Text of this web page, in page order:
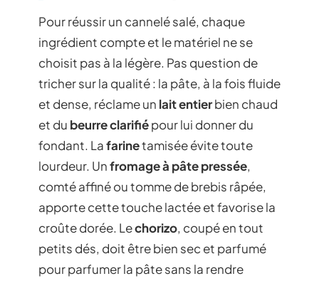
Pour réussir un cannelé salé, chaque
ingrédient compte et le matériel ne se
choisit pas à la légère. Pas question de
tricher sur la qualité : la pâte, à la fois fluide
et dense, réclame un lait entierbien chaud
et du beurre clarifiépour lui donner du
fondant. Lafarinetamisée évite toute
lourdeur. Unfromage à pâte pressée,
comté affiné ou tomme de brebis râpée,
apporte cette touche lactée et favorise la
croûte dorée. Lechorizo, coupé en tout
petits dés, doit être bien sec et parfumé
pour parfumer la pâte sans la rendre